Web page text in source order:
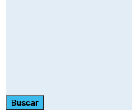
Buscar